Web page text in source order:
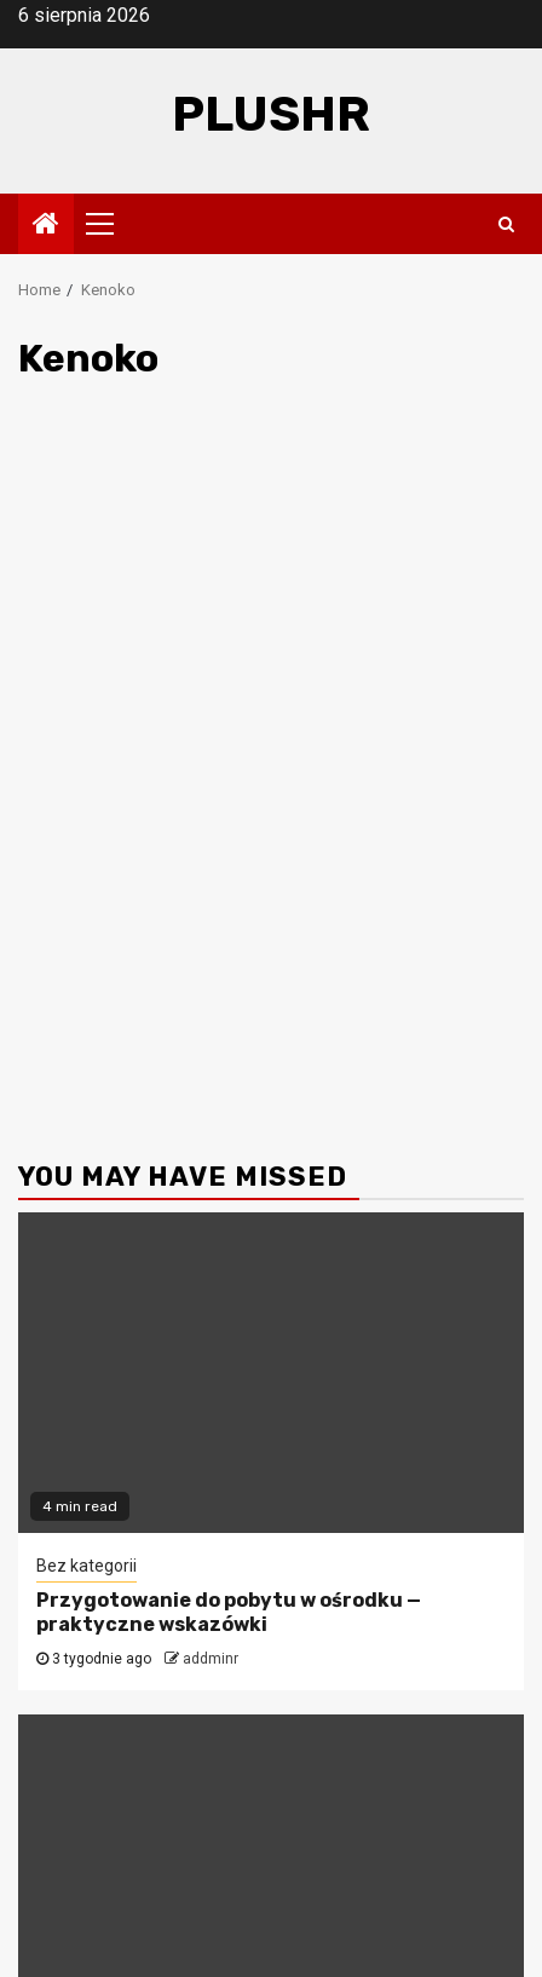
Skip6 sierpnia 2026
PLUSHR
Primary
Menu
Home Kenoko
Kenoko
YOU MAY HAVE MISSED
4 min read
Bez kategorii
Przygotowanie do pobytu w ośrodku —
praktyczne wskazówki
3 tygodnie ago addminr